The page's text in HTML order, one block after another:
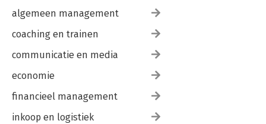
algemeen management
coaching en trainen
communicatie en media
economie
financieel management
inkoop en logistiek